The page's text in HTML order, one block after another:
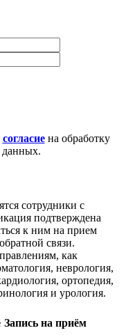
согласиена обработку
данных.
сотрудники с
подтверждена
к ним на прием
связи.
как
неврология,
ортопедия,
и урология.
Запись на приём